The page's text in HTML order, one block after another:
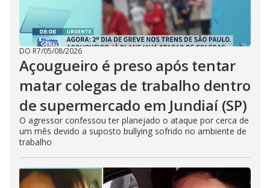
DO R7/05/08/2026
Açougueiro é preso após tentar
matar colegas de trabalho dentro
de supermercado em Jundiaí (SP)
O agressor confessou ter planejado o ataque por cerca de
um mês devido a suposto bullying sofrido no ambiente de
trabalho